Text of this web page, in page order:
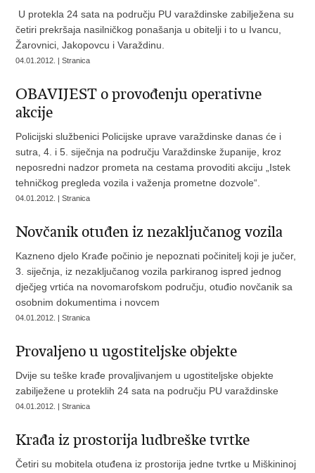
U protekla 24 sata na području PU varaždinske zabilježena su
četiri prekršaja nasilničkog ponašanja u obitelji i to u Ivancu,
Žarovnici, Jakopovcu i Varaždinu.
04.01.2012. | Stranica
OBAVIJEST o provođenju operativne
akcije
Policijski službenici Policijske uprave varaždinske danas će i
sutra, 4. i 5. siječnja na području Varaždinske županije, kroz
neposredni nadzor prometa na cestama provoditi akciju „Istek
tehničkog pregleda vozila i važenja prometne dozvole“.
04.01.2012. | Stranica
Novčanik otuđen iz nezaključanog vozila
Kazneno djelo Krađe počinio je nepoznati počinitelj koji je jučer,
3. siječnja, iz nezaključanog vozila parkiranog ispred jednog
dječjeg vrtića na novomarofskom području, otuđio novčanik sa
osobnim dokumentima i novcem
04.01.2012. | Stranica
Provaljeno u ugostiteljske objekte
Dvije su teške krađe provaljivanjem u ugostiteljske objekte
zabilježene u proteklih 24 sata na području PU varaždinske
04.01.2012. | Stranica
Krađa iz prostorija ludbreške tvrtke
Četiri su mobitela otuđena iz prostorija jedne tvrtke u Miškininoj